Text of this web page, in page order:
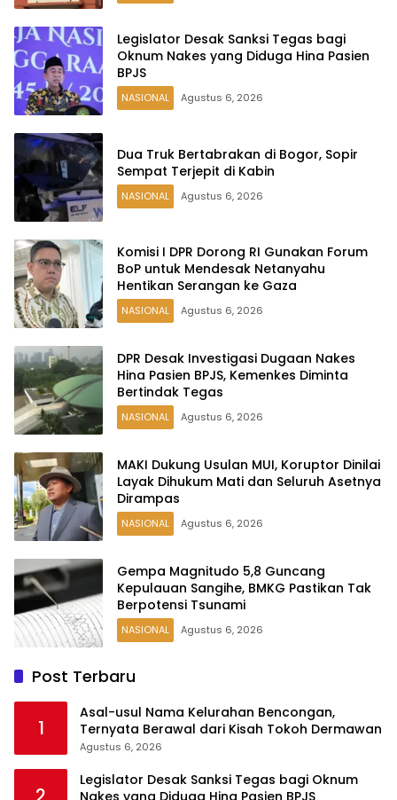
Legislator Desak Sanksi Tegas bagi
Oknum Nakes yang Diduga Hina Pasien
BPJS
NASIONAL Agustus 6, 2026
Dua Truk Bertabrakan di Bogor, Sopir
Sempat Terjepit di Kabin
NASIONAL Agustus 6, 2026
Komisi I DPR Dorong RI Gunakan Forum
BoP untuk Mendesak Netanyahu
Hentikan Serangan ke Gaza
NASIONAL Agustus 6, 2026
DPR Desak Investigasi Dugaan Nakes
Hina Pasien BPJS, Kemenkes Diminta
Bertindak Tegas
NASIONAL Agustus 6, 2026
MAKI Dukung Usulan MUI, Koruptor Dinilai
Layak Dihukum Mati dan Seluruh Asetnya
Dirampas
NASIONAL Agustus 6, 2026
Gempa Magnitudo 5,8 Guncang
Kepulauan Sangihe, BMKG Pastikan Tak
Berpotensi Tsunami
NASIONAL Agustus 6, 2026
Post Terbaru
1
Asal-usul Nama Kelurahan Bencongan,
Ternyata Berawal dari Kisah Tokoh Dermawan
Agustus 6, 2026
Legislator Desak Sanksi Tegas bagi Oknum
Nakes yang Diduga Hina Pasien BPJS